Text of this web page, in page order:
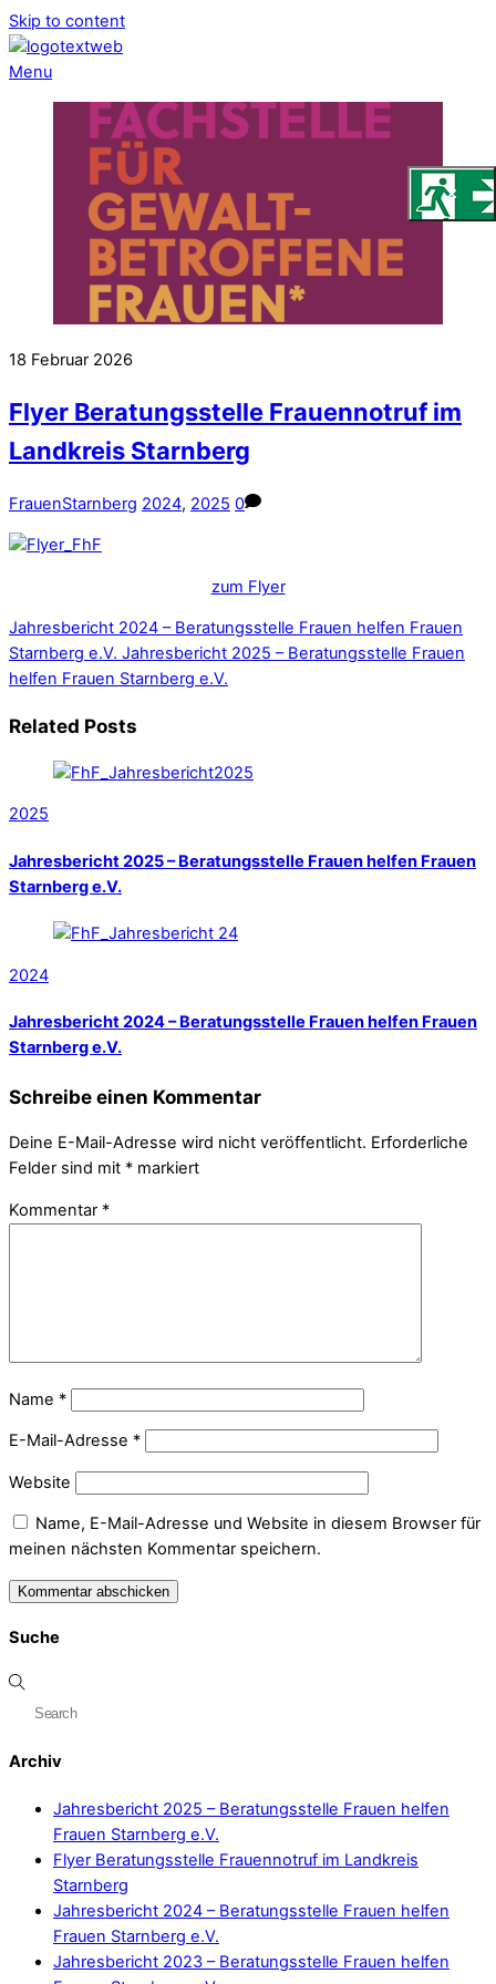
Skip to content
Menu
18 Februar 2026
Flyer Beratungsstelle Frauennotruf im
Landkreis Starnberg
FrauenStarnberg 2024, 2025 0
zum Flyer
Jahresbericht 2024 – Beratungsstelle Frauen helfen Frauen
Starnberg e.V. Jahresbericht 2025 – Beratungsstelle Frauen
helfen Frauen Starnberg e.V.
Related Posts
2025
Jahresbericht 2025 – Beratungsstelle Frauen helfen Frauen
Starnberg e.V.
2024
Jahresbericht 2024 – Beratungsstelle Frauen helfen Frauen
Starnberg e.V.
Schreibe einen Kommentar
Deine E-Mail-Adresse wird nicht veröffentlicht. Erforderliche
Felder sind mit * markiert
Kommentar *
Name *
E-Mail-Adresse *
Website
Name, E-Mail-Adresse und Website in diesem Browser für
meinen nächsten Kommentar speichern.
Suche
Archiv
Jahresbericht 2025 – Beratungsstelle Frauen helfen
Frauen Starnberg e.V.
Flyer Beratungsstelle Frauennotruf im Landkreis
Starnberg
Jahresbericht 2024 – Beratungsstelle Frauen helfen
Frauen Starnberg e.V.
Jahresbericht 2023 – Beratungsstelle Frauen helfen